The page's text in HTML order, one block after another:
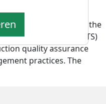
solutions for the
and Sciences (BTS)
quality assurance
practices. The